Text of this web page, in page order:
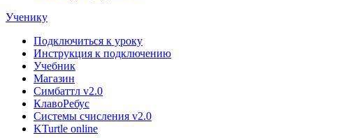
Ученику
Подключиться к уроку
Инструкция к подключению
Учебник
Магазин
Симбаттл v2.0
КлавоРебус
Системы счисления v2.0
KTurtle online